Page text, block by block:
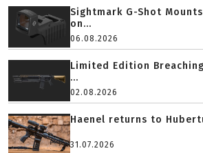
Sightmark G-Shot
on...
06.08.2026
Limited Edition
...
02.08.2026
Haenel returns to
31.07.2026